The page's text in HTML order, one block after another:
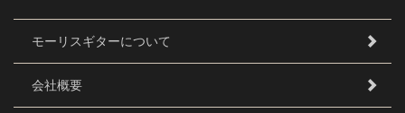
モーリスギターについて
会社概要